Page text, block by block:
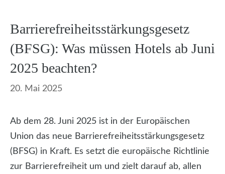
Barrierefreiheitsstärkungsgesetz
(BFSG): Was müssen Hotels ab Juni
2025 beachten?
20. Mai 2025
Ab dem 28. Juni 2025 ist in der Europäischen
Union das neue Barrierefreiheitsstärkungsgesetz
(BFSG) in Kraft. Es setzt die europäische Richtlinie
zur Barrierefreiheit um und zielt darauf ab, allen